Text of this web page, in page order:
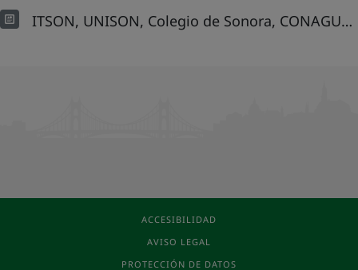
ITSON, UNISON, Colegio de Sonora, CONAGUA, Aguas de Hermosillo y la fundación Hermosillo ¿Cómo Vamos? Visitan la EDAM Guaymas – Empalme
ACCESIBILIDAD
AVISO LEGAL
PROTECCIÓN DE DATOS